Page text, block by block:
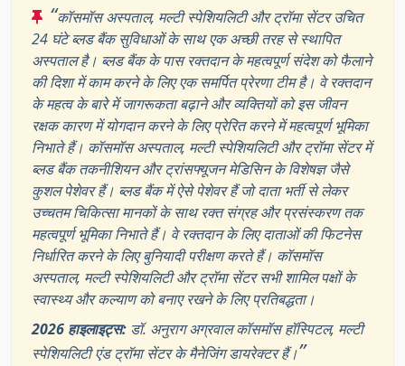
“कॉसमॉस अस्पताल, मल्टी स्पेशियलिटी और ट्रॉमा सेंटर उचित
24 घंटे ब्लड बैंक सुविधाओं के साथ एक अच्छी तरह से स्थापित
अस्पताल है। ब्लड बैंक के पास रक्तदान के महत्वपूर्ण संदेश को फैलाने
की दिशा में काम करने के लिए एक समर्पित प्रेरणा टीम है। वे रक्तदान
के महत्व के बारे में जागरूकता बढ़ाने और व्यक्तियों को इस जीवन
रक्षक कारण में योगदान करने के लिए प्रेरित करने में महत्वपूर्ण भूमिका
निभाते हैं। कॉसमॉस अस्पताल, मल्टी स्पेशियलिटी और ट्रॉमा सेंटर में
ब्लड बैंक तकनीशियन और ट्रांसफ्यूजन मेडिसिन के विशेषज्ञ जैसे
कुशल पेशेवर हैं। ब्लड बैंक में ऐसे पेशेवर हैं जो दाता भर्ती से लेकर
उच्चतम चिकित्सा मानकों के साथ रक्त संग्रह और प्रसंस्करण तक
महत्वपूर्ण भूमिका निभाते हैं। वे रक्तदान के लिए दाताओं की फिटनेस
निर्धारित करने के लिए बुनियादी परीक्षण करते हैं। कॉसमॉस
अस्पताल, मल्टी स्पेशियलिटी और ट्रॉमा सेंटर सभी शामिल पक्षों के
स्वास्थ्य और कल्याण को बनाए रखने के लिए प्रतिबद्धता।
2026 हाइलाइट्स: डॉ. अनुराग अग्रवाल कॉसमॉस हॉस्पिटल, मल्टी
स्पेशियलिटी एंड ट्रॉमा सेंटर के मैनेजिंग डायरेक्टर हैं।”